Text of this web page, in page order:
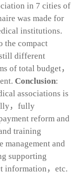
in 7 cities of
was made for
institutions.
the compact
different
of total budget，
Conclusion:
associations is
，fully
reform and
training
management and
supporting
information，etc.